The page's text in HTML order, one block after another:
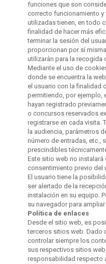
funciones que son
correcto funcionamiento
utilizadas tienen, en todo
finalidad de hacer más
terminar la sesión del
proporcionan por sí
utilizarán para la recogida
Mediante el uso de
donde se encuentra la
el usuario con la finalidad
permitiendo, por ejemplo,
hayan registrado
o concursos reservados
registrarse en cada visita.
la audiencia, parámetros
número de entradas, etc.,
prescindibles
Este sitio web no
consentimiento previo del
El usuario tiene la
ser alertado de la
instalación en su equipo.
su navegador para
Política de enlaces
Desde el sitio web, es
terceros sitios web. Dado
controlar siempre los
sus respectivos sitios
responsabilidad respecto